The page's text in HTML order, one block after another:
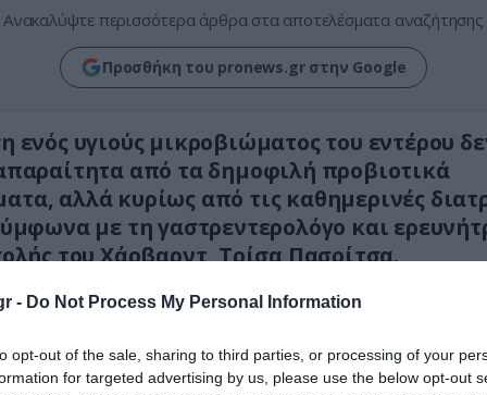
- Do Not Process My Personal Information
opt-out of the sale, sharing to third parties, or processing of your
for targeted advertising by us, please use the below opt-out
Ανακαλύψτε περισσότερα άρθρα στα αποτελέσματα αναζήτησης
Προσθήκη του pronews.gr στην Google
ενός υγιούς μικροβιώματος του εντέρου
από τα δημοφιλή προβιοτικά
αλλά κυρίως από τις καθημερινές
με τη γαστρεντερολόγο και
του Χάρβαρντ, Τρίσα Πασρίτσα.
τρόφιμα φυσικής ζύμωσης όπως το
της μικροβιακής ισορροπίας του εντέρου,